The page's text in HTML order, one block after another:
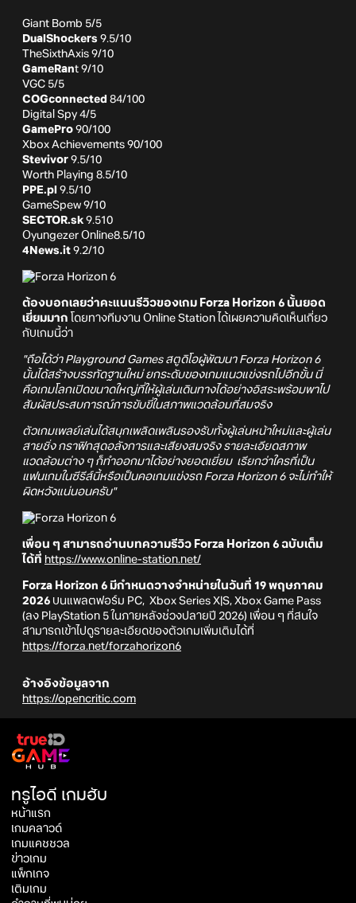
Giant Bomb 5/5
DualShockers 9.5/10
TheSixthAxis 9/10
GameRant 9/10
VGC 5/5
COGconnected 84/100
Digital Spy 4/5
GamePro 90/100
Xbox Achievements 90/100
Stevivor 9.5/10
Worth Playing 8.5/10
PPE.pl 9.5/10
GameSpew 9/10
SECTOR.sk 9.510
Oyungezer Online8.5/10
4News.it 9.2/10
ต้องบอกเลยว่าคะแนนรีวิวของเกม Forza Horizon 6 นั้นยอด
เยี่ยมมาก โดยทางทีมงาน Online Station ได้เผยความคิดเห็นเกี่ยว
กับเกมนี้ว่า
"ถือได้ว่า Playground Games สตูดิโอผู้พัฒนา Forza Horizon 6
นั้นได้สร้างบรรทัดฐานใหม่ ยกระดับของเกมแนวแข่งรถไปอีกขั้น นี่
คือเกมโลกเปิดขนาดใหญ่ที่ให้ผู้เล่นเดินทางได้อย่างอิสระพร้อมพาไป
สัมผัสประสบการณ์การขับขี่ในสภาพแวดล้อมที่สมจริง
ตัวเกมเพลย์เล่นได้สนุกเพลิดเพลินรองรับทั้งผู้เล่นหน้าใหม่และผู้เล่น
สายชิ่ง กราฟิกสุดอลังการและเสียงสมจริง รายละเอียดสภาพ
แวดล้อมต่าง ๆ ก็ทำออกมาได้อย่างยอดเยี่ยม เรียกว่าใครที่เป็น
แฟนเกมในซีรีส์นี้หรือเป็นคอเกมแข่งรถ Forza Horizon 6 จะไม่ทำให้
ผิดหวังแน่นอนครับ"
เพื่อน ๆ สามารถอ่านบทความรีวิว Forza Horizon 6 ฉบับเต็ม
ได้ที่ https://www.online-station.net/
Forza Horizon 6 มีกำหนดวางจำหน่ายในวันที่ 19 พฤษภาคม
2026 บนแพลตฟอร์ม PC, Xbox Series X|S, Xbox Game Pass
(ลง PlayStation 5 ในภายหลังช่วงปลายปี 2026) เพื่อน ๆ ที่สนใจ
สามารถเข้าไปดูรายละเอียดของตัวเกมเพิ่มเติมได้ที่
https://forza.net/forzahorizon6
อ้างอิงข้อมูลจาก
https://opencritic.com
ทรูไอดี เกมฮับ
หน้าแรก
เกมคลาวด์
เกมแคชชวล
ข่าวเกม
แพ็กเกจ
เติมเกม